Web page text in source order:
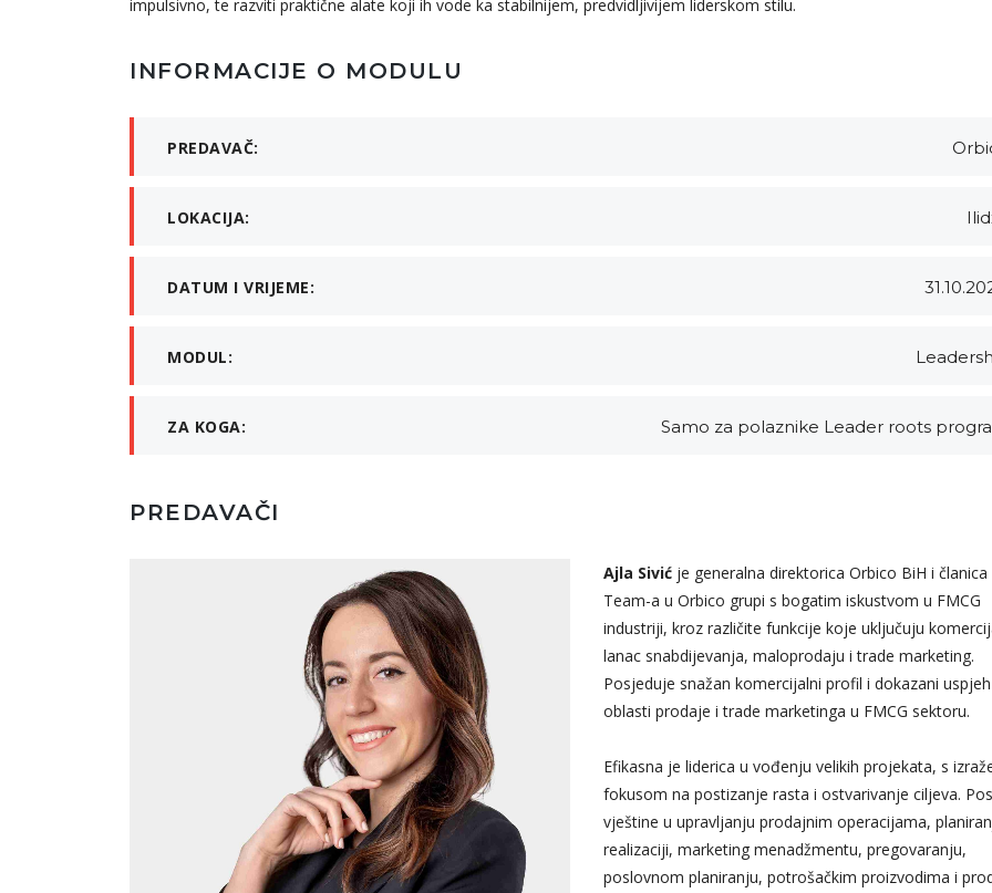
impulsivno, te razviti praktične alate koji ih vode ka stabilnijem, predvidljivijem liderskom stilu.
INFORMACIJE O MODULU
PREDAVAČ:
LOKACIJA:
DATUM I VRIJEME:
MODUL:
ZA KOGA: Samo za polaznike Leader roots
PREDAVAČI
Ajla Sivić je generalna direktorica Orbico BiH i članica
Team-a u Orbico grupi s bogatim iskustvom u FMCG
industriji, kroz različite funkcije koje uključuju
lanac snabdijevanja, maloprodaju i trade marketing.
Posjeduje snažan komercijalni profil i dokazani
oblasti prodaje i trade marketinga u FMCG sektoru.
Efikasna je liderica u vođenju velikih projekata, s
fokusom na postizanje rasta i ostvarivanje ciljeva.
vještine u upravljanju prodajnim operacijama,
realizaciji, marketing menadžmentu, pregovaranju,
poslovnom planiranju, potrošačkim proizvodima i